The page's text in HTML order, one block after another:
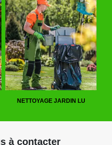
NETTOYAGE JARDIN LU
à contacter